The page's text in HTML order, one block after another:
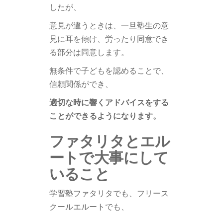
したが、
意見が違うときは、一旦塾生の意
見に耳を傾け、労ったり同意でき
る部分は同意します。
無条件で子どもを認めることで、
信頼関係ができ、
適切な時に響くアドバイスをする
ことができるようになります。
ファタリタとエル
ートで大事にして
いること
学習塾ファタリタでも、フリース
クールエルートでも、